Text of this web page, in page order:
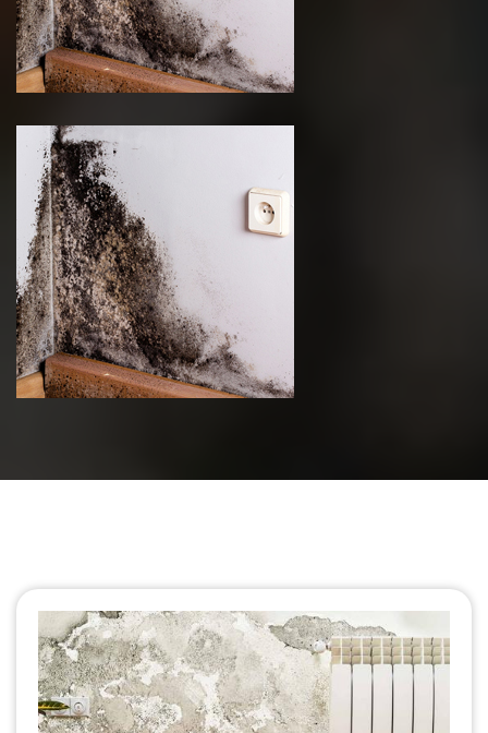
Traitement anti Humidite 75 Paris